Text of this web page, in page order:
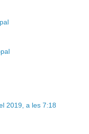
2019, a les 7:18